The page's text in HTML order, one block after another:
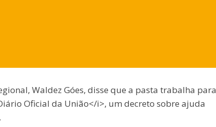
Waldez Góes, disse que a pasta trabalha para
Oficial da União</i>, um decreto sobre ajuda